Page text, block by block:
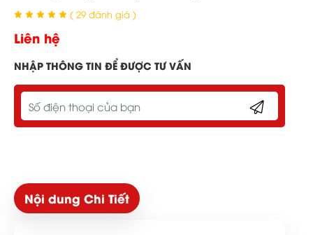
( 29 đánh giá )
Liên hệ
NHẬP THÔNG TIN ĐỂ ĐƯỢC TƯ VẤN
Nội dung Chi Tiết